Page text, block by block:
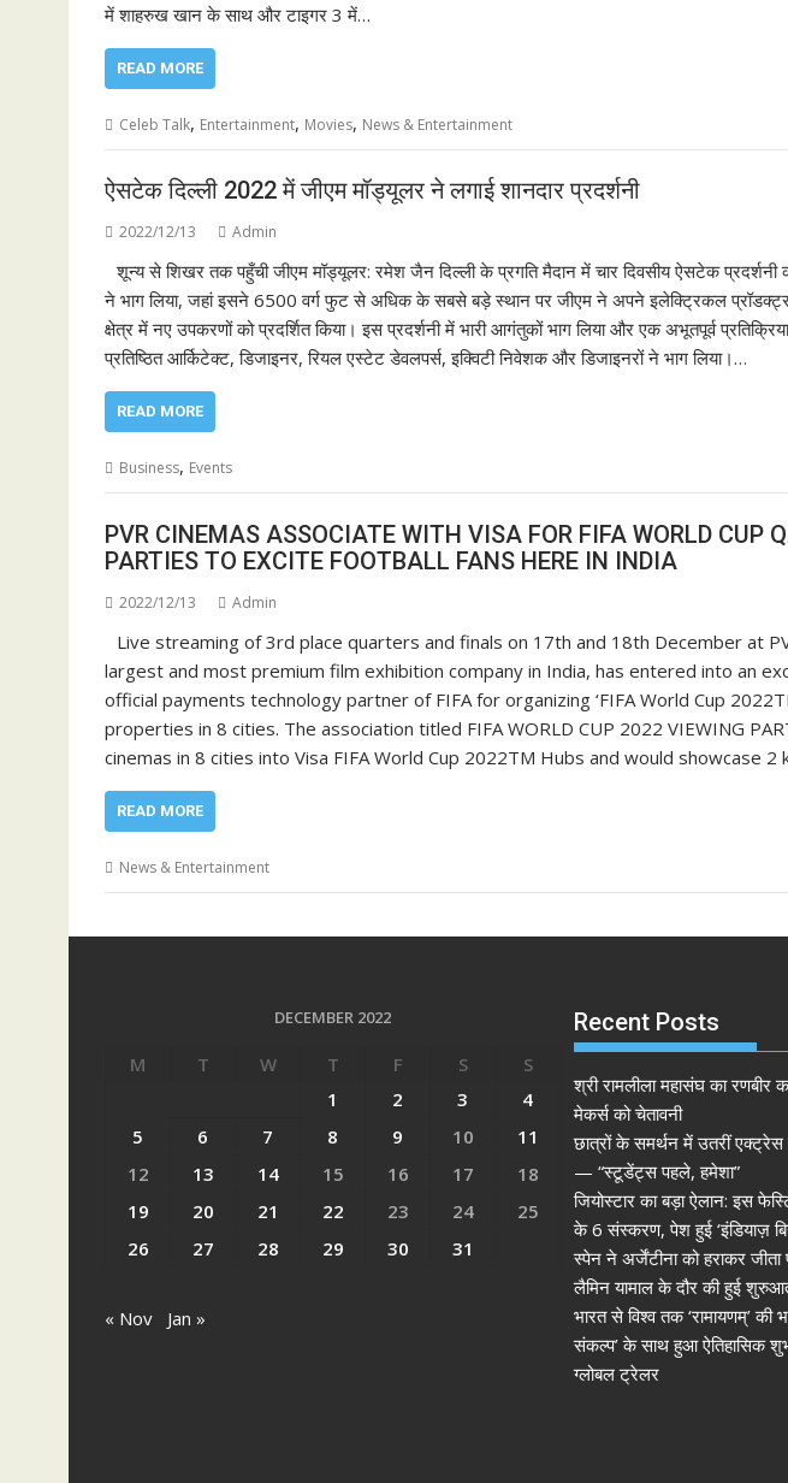
में शाहरुख खान के साथ और टाइगर 3 में…
READ MORE
Celeb Talk, Entertainment, Movies, News & Entertainment
ऐसटेक दिल्ली 2022 में जीएम मॉड्यूलर ने लगाई शानदार प्रदर्शनी
2022/12/13 Admin
शून्य से शिखर तक पहुँची जीएम मॉड्यूलर: रमेश जैन दिल्ली के प्रगति मैदान में चार दिवसीय ऐसटेक
ने भाग लिया, जहां इसने 6500 वर्ग फुट से अधिक के सबसे बड़े स्थान पर जीएम ने अपने इलेक्ट्रिकल
क्षेत्र में नए उपकरणों को प्रदर्शित किया। इस प्रदर्शनी में भारी आगंतुकों भाग लिया और एक अभूतपूर्व
प्रतिष्ठित आर्किटेक्ट, डिजाइनर, रियल एस्टेट डेवलपर्स, इक्विटी निवेशक और डिजाइनरों ने भाग लिया।…
READ MORE
Business, Events
PVR CINEMAS ASSOCIATE WITH VISA FOR FIFA WORLD CUP
PARTIES TO EXCITE FOOTBALL FANS HERE IN INDIA
2022/12/13 Admin
Live streaming of 3rd place quarters and finals on 17th and 18th December at
largest and most premium film exhibition company in India, has entered into an
official payments technology partner of FIFA for organizing ‘FIFA World Cup
properties in 8 cities. The association titled FIFA WORLD CUP 2022 VIEWING
cinemas in 8 cities into Visa FIFA World Cup 2022TM Hubs and would showcase
READ MORE
News & Entertainment
DECEMBER 2022
M T W T F S
S
1
2 3
4
5
6 7 8 9 10
11
12
13 14 15 16 17
18
19
20 21 22 23 24
25
26
27 28 29 30 31
« Nov Jan »
Recent Posts
श्री रामलीला महासंघ का
मेकर्स को चेतावनी
छात्रों के समर्थन में उतरीं एक्ट्रेस
— “स्टूडेंट्स पहले, हमेशा”
जियोस्टार का बड़ा ऐलान: इस
के 6 संस्करण, पेश हुई ‘इंडियाज़
स्पेन ने अर्जेंटीना को हराकर
लैमिन यामाल के दौर की हुई
भारत से विश्व तक ‘रामायणम्’
संकल्प’ के साथ हुआ ऐतिहासिक
ग्लोबल ट्रेलर